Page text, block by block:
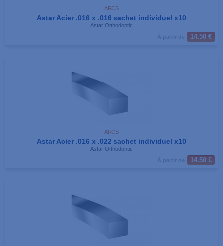
ARCS
Astar Acier .016 x .016 sachet individuel x10
Astar Orthodontic
14.50 €
ARCS
Astar Acier .016 x .022 sachet individuel x10
Astar Orthodontic
14.50 €